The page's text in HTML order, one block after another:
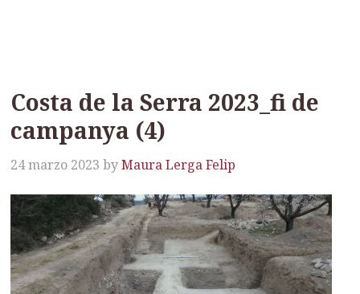
Costa de la Serra 2023_fi de
campanya (4)
24 marzo 2023 byMaura Lerga Felip